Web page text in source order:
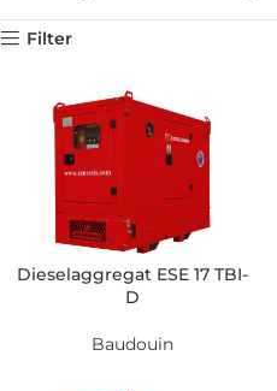
Filter
Dieselaggregat ESE 17 TBI-
D
Baudouin